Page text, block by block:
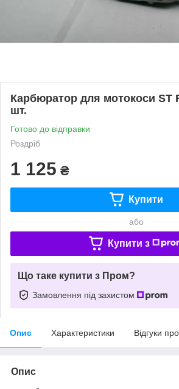
Карбюратор для мотокоси ST
шт.
Готово до відправки
Роздріб
1 125 ₴
Купити
або
Купити з
Що таке купити з Пром?
Замовлення під захистом
Опис Характеристики Відгуки
Опис